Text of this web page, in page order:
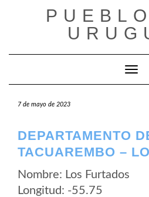
7 de mayo de 2023
DEPARTAMENTO
TACUAREMBO –
Nombre: Los Furtados
Longitud: -55.75